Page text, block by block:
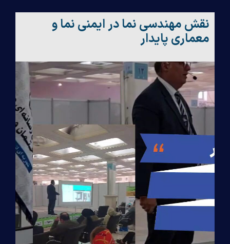
نقش مهندسی نما در ایمنی نما و
معماری پایدار